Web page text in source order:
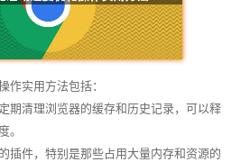
作实用方法包括：
期清理浏览器的缓存和历史记录，可以释
。
插件，特别是那些占用大量内存和资源的